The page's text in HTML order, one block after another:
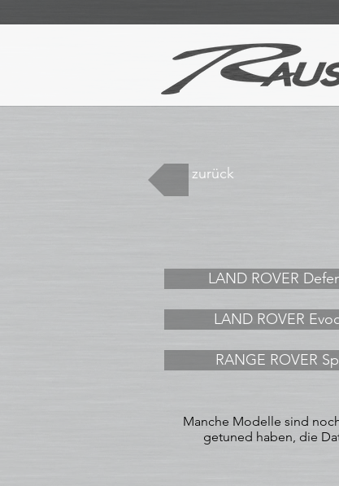
LAND ROVER
LAND ROVER
RANGE ROVER
Manche Modelle sind
getuned haben, die
zurück